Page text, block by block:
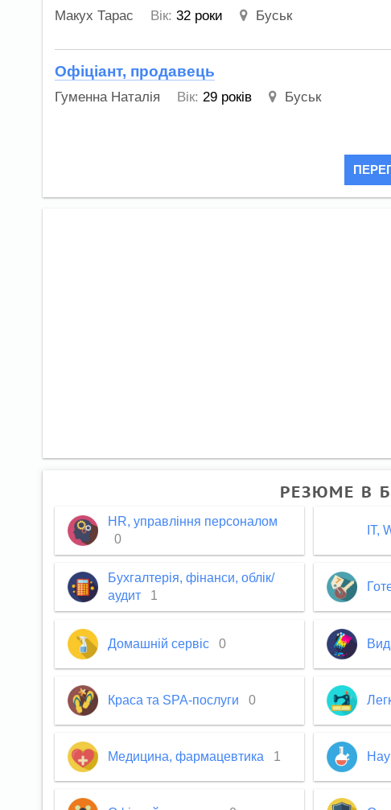
Макух Тарас Вік: 32 роки Буськ
Офіціант, продавець
Гуменна Наталія Вік: 29 років Буськ
РЕЗЮМЕ В
HR, управління персоналом
0
IT,
Бухгалтерія, фінанси, облік/
аудит
1
Домашній сервіс 0
Краса та SPA-послуги 0
Медицина, фармацевтика 1